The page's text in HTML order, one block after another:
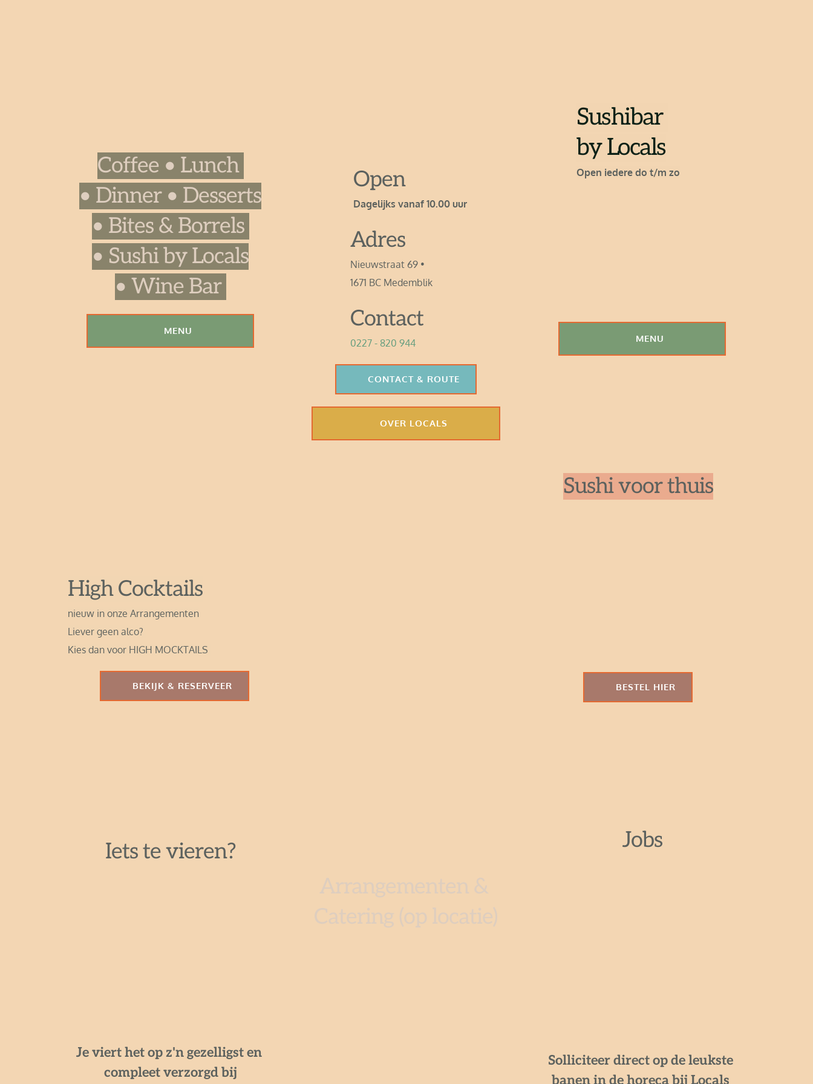
Coffee • Lunch
• Dinner • Desserts
• Bites & Borrels
• Sushi by Locals
• Wine Bar
MENU
Open
Dagelijks vanaf 10.00 uur
Adres
Nieuwstraat 69 •
1671 BC Medemblik
Contact
0227 - 820 944
CONTACT & ROUTE
OVER LOCALS
Sushibar
by Locals
Open iedere do t/m zo
MENU
High Cocktails
nieuw in onze Arrangementen
Liever geen alco?
Kies dan voor HIGH MOCKTAILS
BEKIJK & RESERVEER
Sushi voor thuis
BESTEL HIER
Iets te vieren?
Je viert het op z'n gezelligst en
compleet verzorgd bij
Jobs
Solliciteer direct op de leukste
banen in de horeca bij Locals